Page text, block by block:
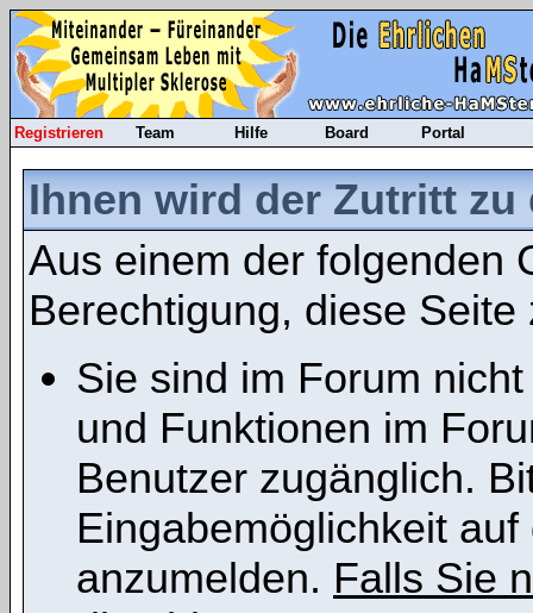
Registrieren Team Hilfe Board Portal
Ihnen wird der Zutritt
Aus einem der folgenden
Berechtigung, diese Seite
Sie sind im Forum
und Funktionen im
Benutzer zugänglich.
Eingabemöglichkeit
anzumelden. Falls Sie